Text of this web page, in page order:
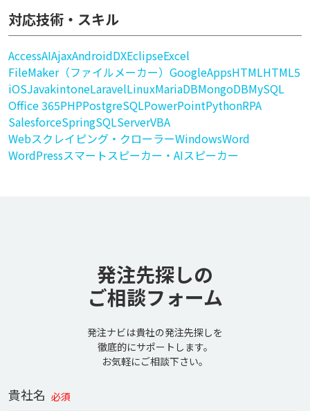
対応技術・スキル
AccessAIAjaxAndroidDXEclipseExcel
FileMaker（ファイルメーカー） GoogleAppsHTMLHTML5
iOSJavakintoneLaravelLinuxMariaDBMongoDBMySQL
Office 365PHPPostgreSQLPowerPointPythonRPA
SalesforceSpringSQLServerVBA
Webスクレイピング・クローラーWindowsWord
WordPressスマートスピーカー・AIスピーカー
発注先探しの
ご相談フォーム
発注ナビは貴社の発注先探しを
徹底的にサポートします。
お気軽にご相談下さい。
貴社名 必須